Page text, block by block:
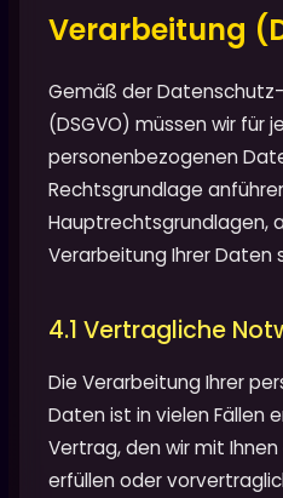
Verarbeitung
Gemäß der
(DSGVO) müssen wir für
personenbezogenen
Rechtsgrundlage
Hauptrechtsgrundlagen,
Verarbeitung Ihrer Daten
4.1 Vertragliche
Die Verarbeitung Ihrer
Daten ist in vielen Fällen
Vertrag, den wir mit
erfüllen oder